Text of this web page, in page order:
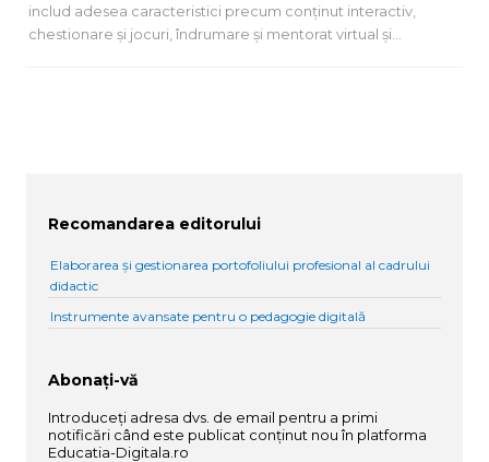
includ adesea caracteristici precum conținut interactiv,
chestionare și jocuri, îndrumare și mentorat virtual și…
Recomandarea editorului
Elaborarea și gestionarea portofoliului profesional al cadrului
didactic
Instrumente avansate pentru o pedagogie digitală
Abonați-vă
Introduceți adresa dvs. de email pentru a primi
notificări când este publicat conținut nou în platforma
Educatia-Digitala.ro